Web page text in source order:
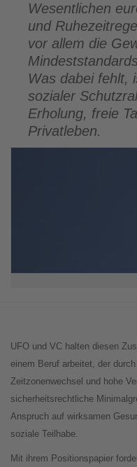
Wesentlichen
und
vor allem die
Was dabei fehlt,
sozialer
Erholung, freie
Privatleben.
UFO und VC halten diesen
einem Beruf arbeitet, der
Zeitzonenwechsel und hohe
sicherheitsrechtliche
Anspruch auf wirksamen
soziale Teilhabe.
Mit ihrem Positionspapier